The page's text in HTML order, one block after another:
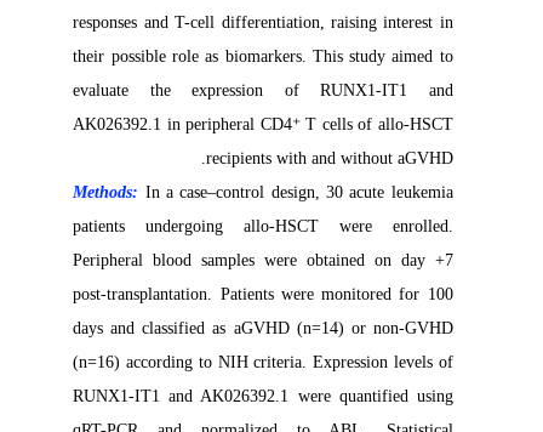
responses and T-cell differentiation, raising interest in
their possible role as biomarkers. This study aimed to
evaluate the expression of RUNX1-IT1 and
AK026392.1 in peripheral CD4⁺ T cells of allo-HSCT
recipients with and without aGVHD.
Methods: In a case–control design, 30 acute leukemia
patients undergoing allo-HSCT were enrolled.
Peripheral blood samples were obtained on day +7
post-transplantation. Patients were monitored for 100
days and classified as aGVHD (n=14) or non-GVHD
(n=16) according to NIH criteria. Expression levels of
RUNX1-IT1 and AK026392.1 were quantified using